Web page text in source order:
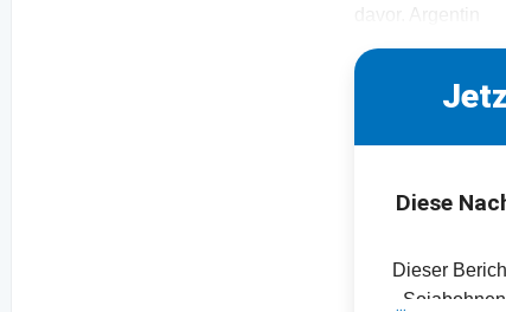
davor. Argentin
Diese
Dieser
-